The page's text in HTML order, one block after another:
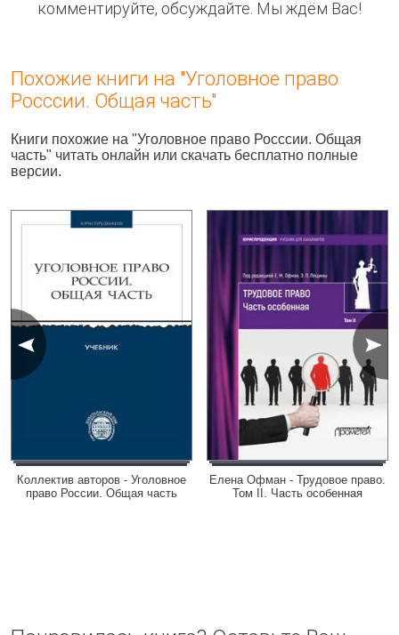
комментируйте, обсуждайте. Мы ждём Вас!
Похожие книги на "Уголовное право
Росссии. Общая часть"
Книги похожие на "Уголовное право Росссии. Общая
часть" читать онлайн или скачать бесплатно полные
версии.
Коллектив авторов - Уголовное
право России. Общая часть
Елена Офман - Трудовое право.
Том II. Часть особенная